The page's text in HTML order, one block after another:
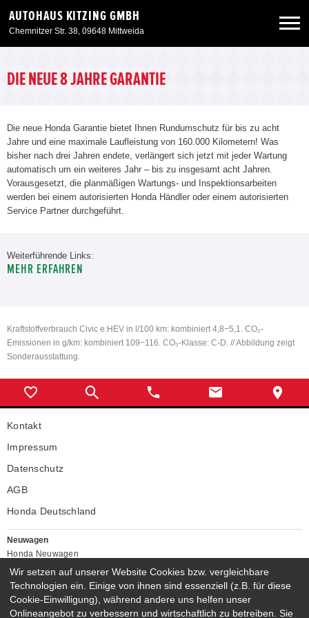
AUTOHAUS KITZING GMBH
Chemnitzer Str. 38, 09648 Mittweida
Angebote
Service & Zubehör
DIE NEUE 8 JAHRE GARANTIE
Die neue Honda Garantie bietet Ihnen Rundumschutz für bis zu acht
Jahre und eine maximale Laufleistung von 160.000 Kilometern! Was
bisher nach drei Jahren endete, verlängert sich jetzt mit jeder Wartung
automatisch um ein weiteres Jahr – bis zu insgesamt acht Jahren.
Vorausgesetzt, die planmäßigen Wartungs- und Inspektionsarbeiten
werden bei einem autorisierten Honda Händler oder einem autorisierten
Service Partner durchgeführt.
Weiterführende Links:
MEHR ERFAHREN
Kraftstoffverbrauch Civic e:HEV in l/100 km: kombiniert 4,8−5,1. CO₂-
Emissionen in g/km: kombiniert 109−116. CO₂-Klasse: C-D. // Abbildung zeigt
Sonderausstattung.
Kontakt
Impressum
Datenschutz
AGB
Honda Deutschland
Neuwagen
Honda Neuwagen
Gebrauchtwagen
Honda Gebrauchtwagen
Honda Vorführwagen
Gesamtbestand
Wir setzen auf unserer Website Cookies bzw. vergleichbare
Technologien ein. Einige von ihnen sind essenziell (z.B. für diese
Cookie-Einwilligung), während andere uns helfen unser
Onlineangebot zu verbessern und wirtschaftlich zu betreiben. Sie